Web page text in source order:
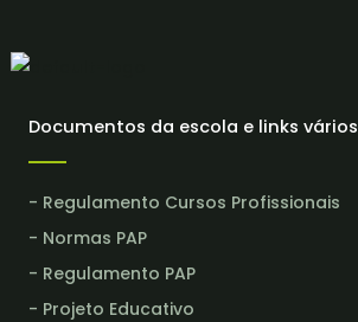
Documentos da escola e links vários
- Regulamento Cursos Profissionais
- Normas PAP
- Regulamento PAP
- Projeto Educativo